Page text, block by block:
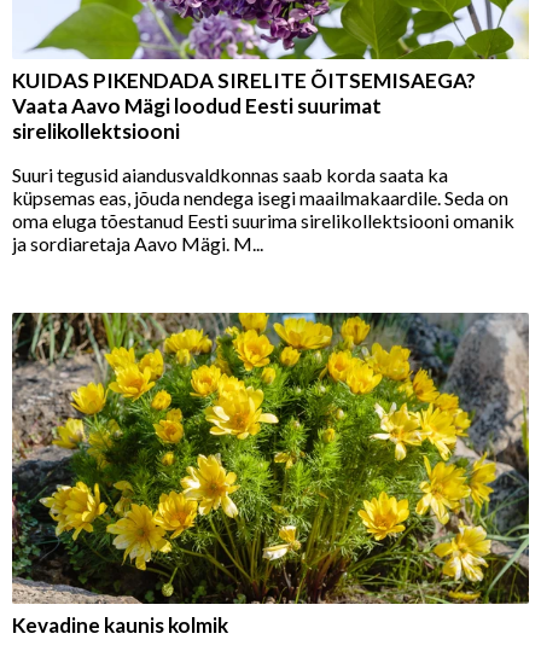
KUIDAS PIKENDADA SIRELITE ÕITSEMISAEGA?
Vaata Aavo Mägi loodud Eesti suurimat
sirelikollektsiooni
Suuri tegusid aiandusvaldkonnas saab korda saata ka
küpsemas eas, jõuda nendega isegi maailmakaardile. Seda on
oma eluga tõestanud Eesti suurima sirelikollektsiooni omanik
ja sordiaretaja Aavo Mägi. M...
Kevadine kaunis kolmik